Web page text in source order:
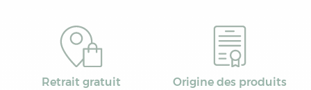
Retrait gratuit
Origine des produits